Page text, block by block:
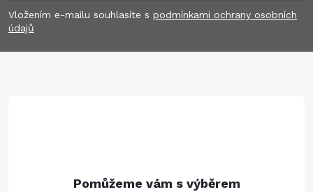
p
a
Vložením e-mailu souhlasíte s podmínkami ochrany osobních
údajů